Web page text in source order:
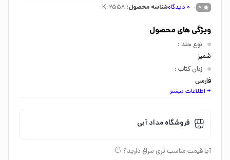
0
0 دیدگاهشناسه محصول: K-2558
ویژگی های محصول
نوع جلد :
شمیز
زبان کتاب :
فارسی
اندازه کتاب:
گروه سنی :
کودک 9 تا 12 سال
نوجوان 12 تا 15 سال
افسانه و اساطیر، داستان و رمان
+ اطلاعات بیشتر
فروشگاه مداد آبی
آیا قیمت مناسب تری سراغ دارید؟